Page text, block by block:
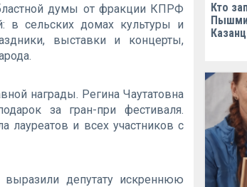
думы от фракции КПРФ
в сельских домах культуры и
выставки и концерты,
награды. Регина Чаутатовна
за гран-при фестиваля.
лауреатов и всех участников с
выразили депутату искреннюю
Кто